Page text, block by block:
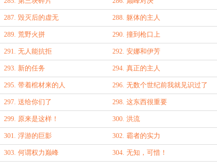
287. 毁灭后的虚无 288. 躯体的主人
289. 荒野火拼 290. 撞到枪口上
291. 无人能抗拒 292. 安娜和伊芳
293. 新的任务 294. 真正的主人
295. 带着棺材来的人 296. 无数个世纪前我就见识过了
297. 送给你们了 298. 这东西很重要
299. 原来是这样！ 300. 洪流
301. 浮游的巨影 302. 霸者的实力
303. 何谓权力巅峰 304. 无知，可惜！